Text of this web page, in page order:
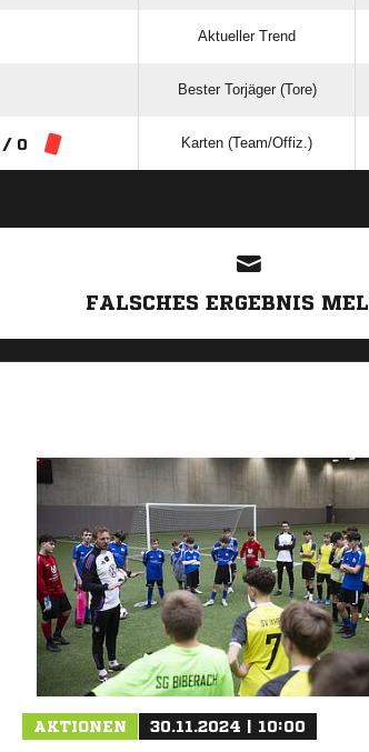
Aktueller Trend
Bester Torjäger (Tore)
/ 0 Karten (Team/Offiz.)
FALSCHES ERGEBNIS
AKTIONEN 30.11.2024 | 10:00